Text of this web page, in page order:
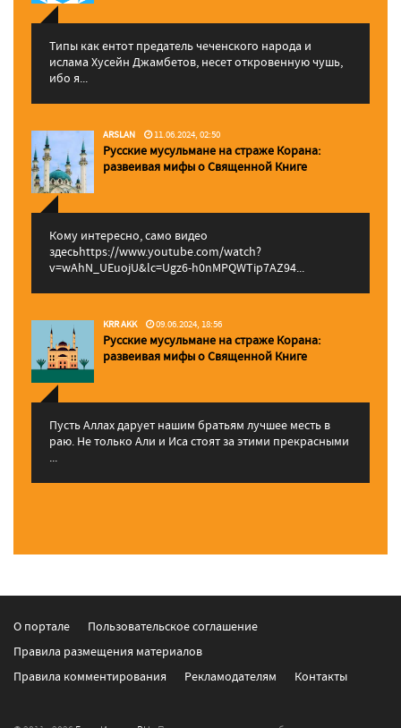
Типы как ентот предатель чеченского народа и
ислама Хусейн Джамбетов, несет откровенную чушь,
ибо я...
ARSLAN 11.06.2024, 02:50
Русские мусульмане на страже Корана:
pазвеивая мифы о Священной Книге
Кому интересно, само видео
здесьhttps://www.youtube.com/watch?
v=wAhN_UEuojU&lc=Ugz6-h0nMPQWTip7AZ94...
KRR AKK 09.06.2024, 18:56
Русские мусульмане на страже Корана:
pазвеивая мифы о Священной Книге
Пусть Аллах дарует нашим братьям лучшее месть в
раю. Не только Али и Иса стоят за этими прекрасными
...
О портале
Пользовательское соглашение
Правила размещения материалов
Правила комментирования
Рекламодателям Контакты